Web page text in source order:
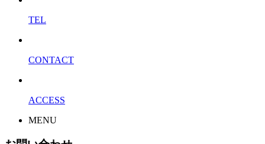
TEL
CONTACT
ACCESS
MENU